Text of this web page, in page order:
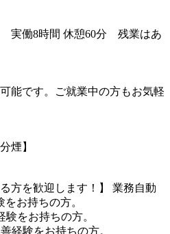
実働8時間 休憩60分 残業はあ
能です。ご就業中の方もお気軽
煙】
方を歓迎します！】 業務自動
お持ちの方。
をお持ちの方。
経験をお持ちの方。